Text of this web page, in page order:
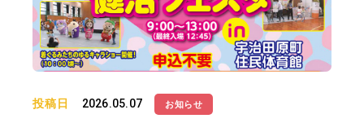
投稿日 2026.05.07 お知らせ